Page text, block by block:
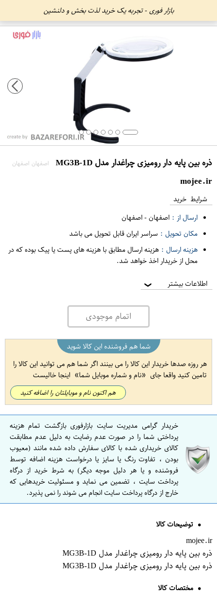
بازار فوری - تجربه یک خرید لذت بخش و دلنشین
ذره بین پایه دار رومیزی چراغدار مدل MG3B-1D اصفهان اصفهان
mojee.ir
شرایط خرید
ارسال از : اصفهان-اصفهان
مکان تحویل : سراسر ایران قابل تحویل می باشد
هزینه ارسال : هزینه ارسال مطابق با هزینه های پست یا پیک بوده که در
محل از خریدار اخذ خواهد شد.
اطلاعات بیشتر ❯
اتمام موجودی
شما هم فروشنده این کالا شوید
هر روزه صدها خریدار این کالا را می بینند اگر شما هم می توانید این کالا را
تامین کنید واقعا جای
نام و شماره موبایل شما اینجا خالیست
هم اکنون نام و موبایلتان را اضافه کنید
خریدار گرامی مدیریت سایت بازارفوری بازگشت تمام هزینه
پرداختی شما را در صورت عدم رضایت به دلیل عدم مطابقت
کالای خریداری شده با کالای سفارش داده شده مانند (معیوب
بودن ، تفاوت رنگ یا سایز یا درخواست هزینه اضافه توسط
فروشنده و یا هر دلیل موجه دیگر) به شرط خرید از درگاه
پرداخت سایت ، تضمین می نماید و مسئولیت خریدهایی که
خارج از درگاه پرداخت سایت انجام می شوند را نمی پذیرد.
توضیحات کالا
mojee.ir
ذره بین پایه دار رومیزی چراغدار مدل MG3B-1D
ذره بین پایه دار رومیزی چراغدار مدل MG3B-1D
مختصات کالا